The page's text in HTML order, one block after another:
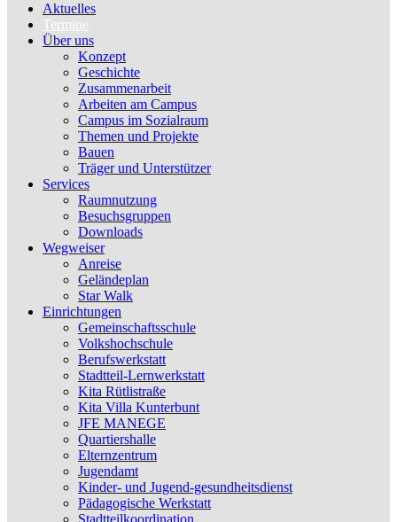
Aktuelles
Termine
Über uns
Konzept
Geschichte
Zusammenarbeit
Arbeiten am Campus
Campus im Sozialraum
Themen und Projekte
Bauen
Träger und Unterstützer
Services
Raumnutzung
Besuchsgruppen
Downloads
Wegweiser
Anreise
Geländeplan
Star Walk
Einrichtungen
Gemeinschaftsschule
Volkshochschule
Berufswerkstatt
Stadtteil-Lernwerkstatt
Kita Rütlistraße
Kita Villa Kunterbunt
JFE MANEGE
Quartiershalle
Elternzentrum
Jugendamt
Kinder- und Jugend-gesundheitsdienst
Pädagogische Werkstatt
Stadtteilkoordination